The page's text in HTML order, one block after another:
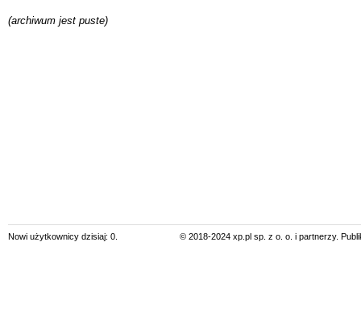
(archiwum jest puste)
Nowi użytkownicy dzisiaj: 0. © 2018-2024 xp.pl sp. z o. o. i partnerzy.